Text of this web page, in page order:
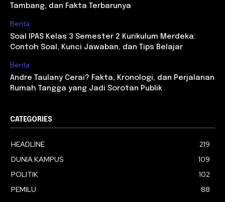
Tambang, dan Fakta Terbarunya
Berita
Soal IPAS Kelas 3 Semester 2 Kurikulum Merdeka:
Contoh Soal, Kunci Jawaban, dan Tips Belajar
Berita
Andre Taulany Cerai? Fakta, Kronologi, dan Perjalanan
Rumah Tangga yang Jadi Sorotan Publik
CATEGORIES
HEADLINE
219
DUNIA KAMPUS
109
POLITIK
102
PEMILU
88